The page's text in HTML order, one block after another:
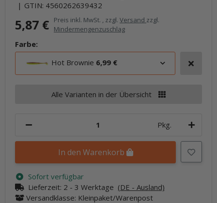
GTIN: 4560262639432
5,87 € Preis inkl. MwSt. , zzgl. Versand zzgl.
Mindermengenzuschlag
Farbe:
Hot Brownie 6,99 €
Alle Varianten in der Übersicht
Pkg.
In den Warenkorb
Sofort verfügbar
Lieferzeit: 2 - 3 Werktage (DE - Ausland)
Versandklasse: Kleinpaket/Warenpost